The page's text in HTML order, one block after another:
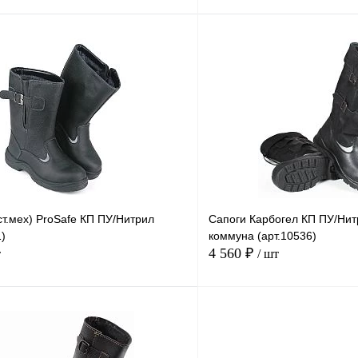
В корзину
Купить в
В избранное
наличии
43
Купить в
В избранное
41
ProSafe КП ПУ/Нитрил
В корзину
Сапоги Карбогел КП ПУ/
коммуна (арт.10536)
4 560 ₽ / шт